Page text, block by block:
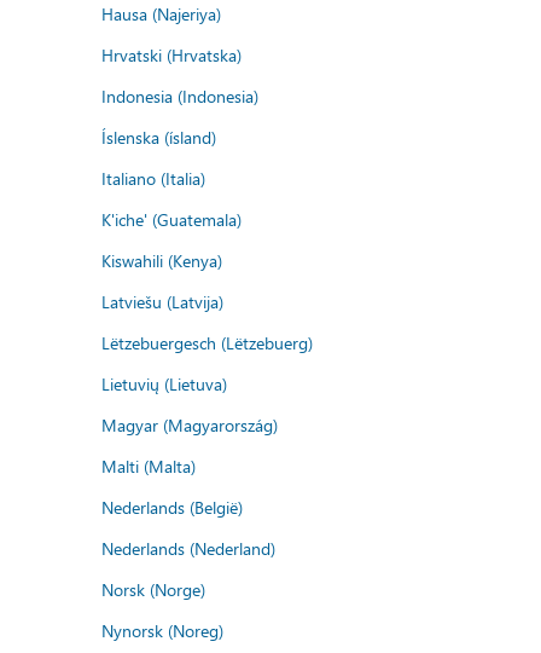
Hausa (Najeriya)
Hrvatski (Hrvatska)
Indonesia (Indonesia)
Íslenska (ísland)
Italiano (Italia)
K'iche' (Guatemala)
Kiswahili (Kenya)
Latviešu (Latvija)
Lëtzebuergesch (Lëtzebuerg)
Lietuvių (Lietuva)
Magyar (Magyarország)
Malti (Malta)
Nederlands (België)
Nederlands (Nederland)
Norsk (Norge)
Nynorsk (Noreg)